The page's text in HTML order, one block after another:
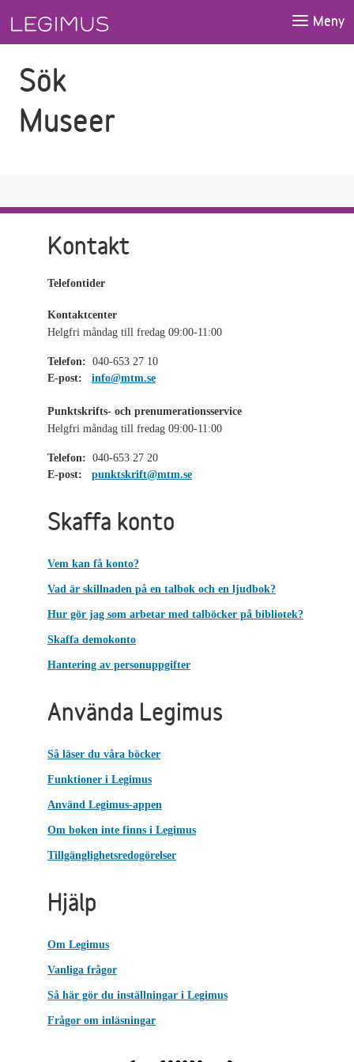
Meny
Sök
Museer
Kontakt
Telefontider
Kontaktcenter
Helgfri måndag till fredag 09:00-11:00
Telefon: 040-653 27 10
E-post:
info@mtm.se
Punktskrifts- och prenumerationsservice
Helgfri måndag till fredag 09:00-11:00
Telefon: 040-653 27 20
E-post:
punktskrift@mtm.se
Skaffa konto
Vem kan få konto?
Vad är skillnaden på en talbok och en ljudbok?
Hur gör jag som arbetar med talböcker på bibliotek?
Skaffa demokonto
Hantering av personuppgifter
Använda Legimus
Så läser du våra böcker
Funktioner i Legimus
Använd Legimus-appen
Om boken inte finns i Legimus
Tillgänglighetsredogörelser
Hjälp
Om Legimus
Vanliga frågor
Så här gör du inställningar i Legimus
Frågor om inläsningar